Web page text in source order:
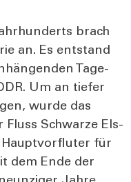
brach
an. Es ent­stand
Tage­
Um an tie­fer
wur­de das
Fluss Schwar­ze Els­
für
dem Ende der